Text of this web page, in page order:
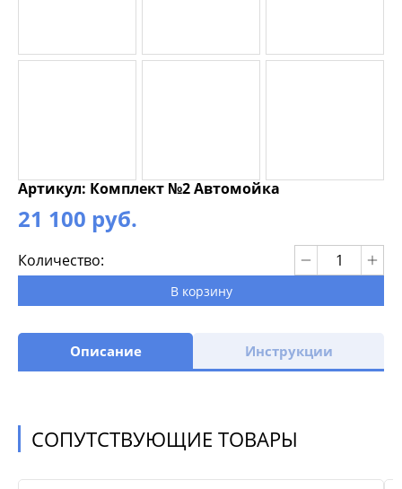
Артикул: Комплект №2 Автомойка
21 100 руб.
Количество:
В корзину
Описание Инструкции
СОПУТСТВУЮЩИЕ ТОВАРЫ